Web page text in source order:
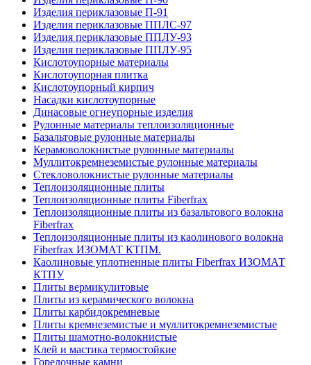
Изделия периклазовые П-91
Изделия периклазовые ППЛС-97
Изделия периклазовые ППЛУ-93
Изделия периклазовые ППЛУ-95
Кислотоупорные материалы
Кислотоупорная плитка
Кислотоупорный кирпич
Насадки кислотоупорные
Динасовые огнеупорные изделия
Рулонные материалы теплоизоляционные
Базальтовые рулонные материалы
Керамоволокнистые рулонные материалы
Муллитокремнеземистые рулонные материалы
Стекловолокнистые рулонные материалы
Тепло­изоляционные плиты
Теплоизоляционные плиты Fiberfrax
Теплоизоляционные плиты из базальтового волокна
Fiberfrax
Теплоизоляционные плиты из каолинового волокна
Fiberfrax ИЗОМАТ КТПМ.
Каолиновые уплотненные плиты Fiberfrax ИЗОМАТ
КТПУ
Плиты вермикулитовые
Плиты из керамического волокна
Плиты карбидокремневые
Плиты кремнеземистые и муллитокремнеземистые
Плиты шамотно-волокнистые
Клей и мастика термостойкие
Горелочные камни